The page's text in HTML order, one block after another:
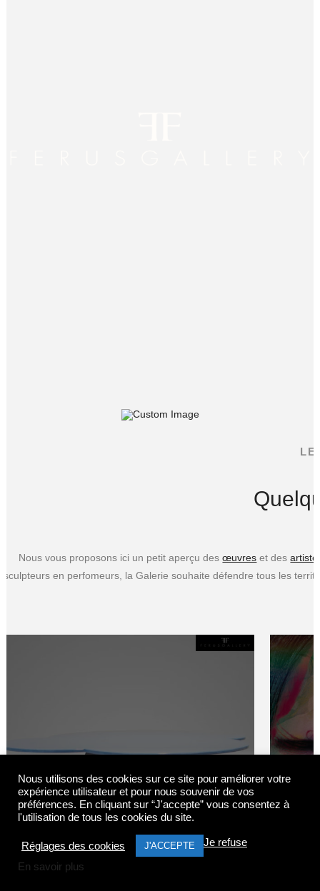
Nous vous proposons ici un petit aperçu desœuvres et des
sculpteurs en perfomeurs, la Galerie souhaite défendre tous les
TABLE – PAYSAGE DANS UN
NUAGE
Nous utilisons des cookies sur ce site pour améliorer votre
expérience utilisateur et pour nous souvenir de vos
préférences. En cliquant sur “J'accepte” vous consentez à
l'utilisation de tous les cookies du site.
Réglages des cookies J'ACCEPTE Je refuse
En savoir plus